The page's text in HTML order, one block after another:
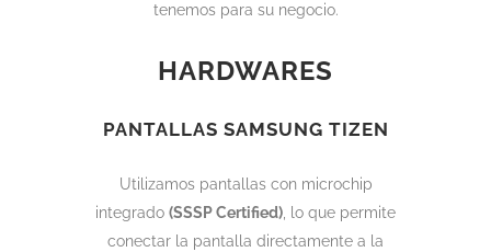
tenemos para su negocio.
HARDWARES
PANTALLAS SAMSUNG TIZEN
Utilizamos pantallas con microchip
integrado (SSSP Certified) , lo que permite
conectar la pantalla directamente a la